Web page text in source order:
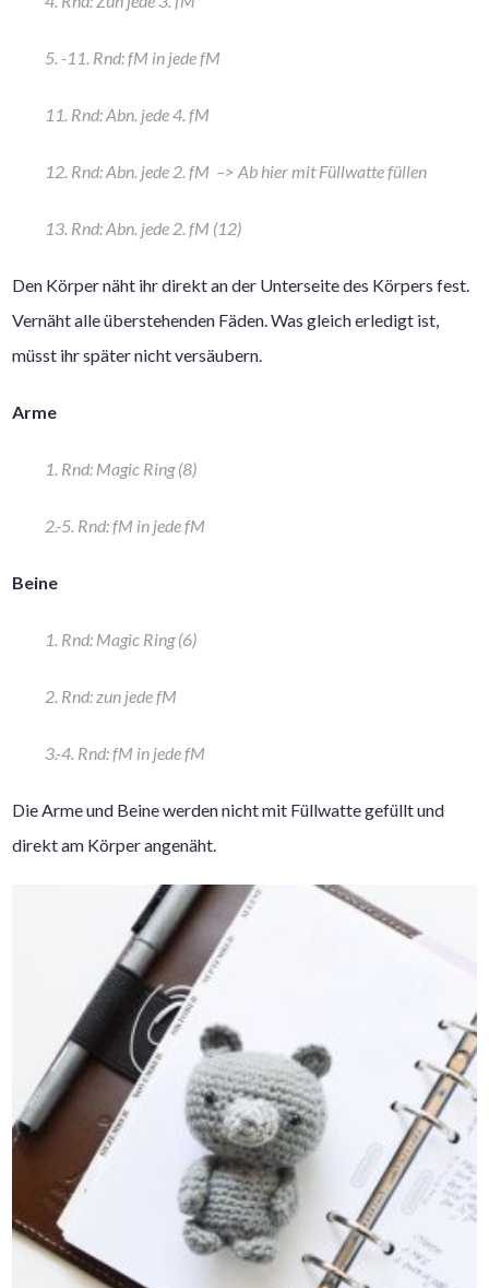
5. -11. Rnd: fM in jede fM
11. Rnd: Abn. jede 4. fM
12. Rnd: Abn. jede 2. fM –> Ab hier mit Füllwatte füllen
13. Rnd: Abn. jede 2. fM (12)
Den Körper näht ihr direkt an der Unterseite des Körpers fest.
Vernäht alle überstehenden Fäden. Was gleich erledigt ist,
müsst ihr später nicht versäubern.
Arme
1. Rnd: Magic Ring (8)
2.-5. Rnd: fM in jede fM
Beine
1. Rnd: Magic Ring (6)
2. Rnd: zun jede fM
3.-4. Rnd: fM in jede fM
Die Arme und Beine werden nicht mit Füllwatte gefüllt und
direkt am Körper angenäht.